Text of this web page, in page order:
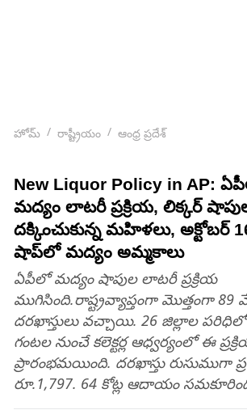
హోమ్ రాష్ట్రీయం ఆంధ్ర ప్రదేశ్
New Liquor Policy in AP:
మద్యం లాటరీ ప్రక్రియ, లిక్కర్
దక్కించుకున్న మహిళలు, అక్టోబర్
షాప్‌లో మద్యం అమ్మకాలు
ఏపీలో మద్యం షాపుల లాటరీ ప్రక్రియ
ముగిసింది.రాష్ట్రవ్యాప్తంగా మొత్తంగా 89
దరఖాస్తులు వచ్చాయి. 26 జిల్లాల
గంటల నుంచే కలెక్టర్ల ఆధ్వర్యంలో ఈ
ప్రారంభమయింది. దరఖాస్తు రుసుముగా
రూ.1,797. 64 కోట్ల ఆదాయం